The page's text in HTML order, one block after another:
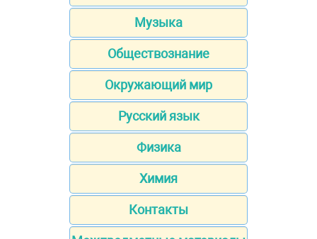
Музыка
Обществознание
Окружающий мир
Русский язык
Физика
Химия
Контакты